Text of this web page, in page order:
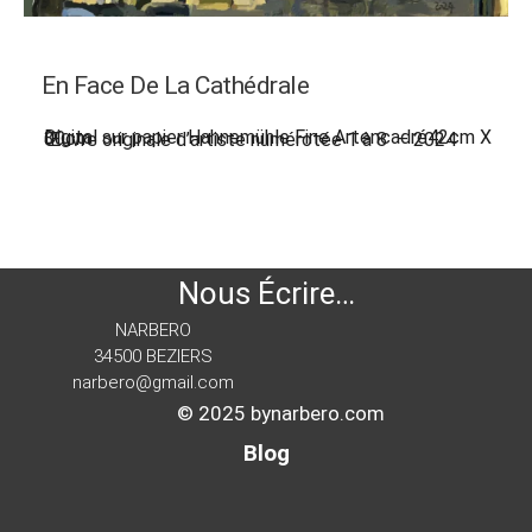
En Face De La Cathédrale
Digital sur papier Hahnemühle Fine Artencadré42cm X 30cm
Œuvre originale d’artiste numérotée 1 à 8 – 2024
Nous Écrire…
NARBERO
34500 BEZIERS
narbero@gmail.com
© 2025 bynarbero.com
Blog